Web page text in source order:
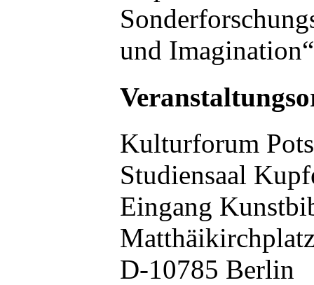
und
Kulturforum
Studiensaal
Eingang
D-10785 Berlin